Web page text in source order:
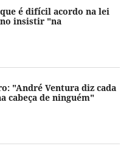
é difícil acordo na lei
insistir "na
"André Ventura diz cada
cabeça de ninguém"